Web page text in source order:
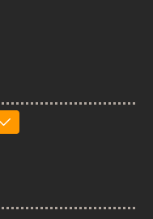
NUESTRO